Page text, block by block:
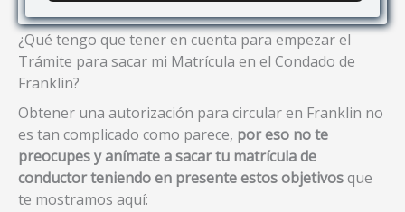
¿Qué tengo que tener en cuenta para empezar el
Trámite para sacar mi Matrícula en el Condado de
Franklin?
Obtener una autorización para circular en Franklin no
es tan complicado como parece, por eso no te
preocupes y anímate a sacar tu matrícula de
conductor teniendo en presente estos objetivosque
te mostramos aquí: